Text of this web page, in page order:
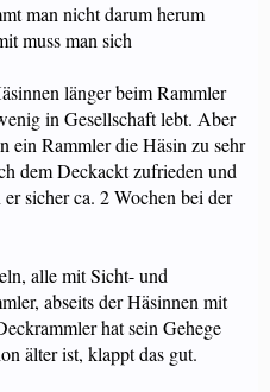
man nicht darum herum
muss man sich
länger beim Rammler
in Gesellschaft lebt. Aber
ein Rammler die Häsin zu sehr
dem Deckackt zufrieden und
sicher ca. 2 Wochen bei der
alle mit Sicht- und
abseits der Häsinnen mit
hat sein Gehege
älter ist, klappt das gut.